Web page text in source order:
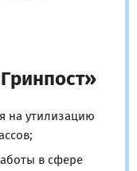
на утилизацию
в сфере